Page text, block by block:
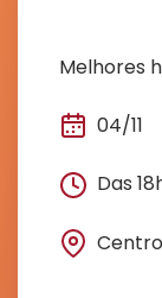
Melhores
04/11
Das